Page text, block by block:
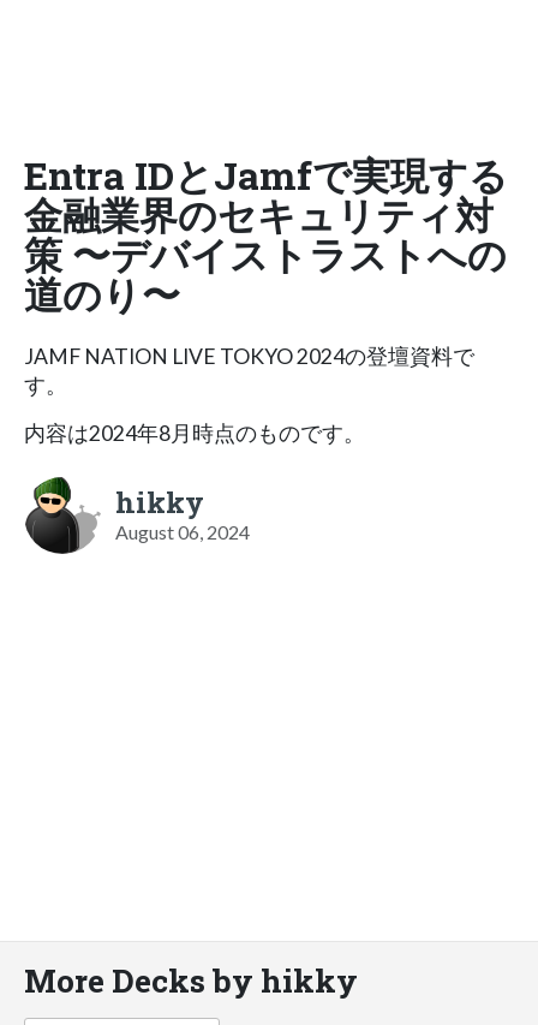
Entra IDとJamfで実現する
金融業界のセキュリティ対
策 〜デバイストラストへの
道のり〜
JAMF NATION LIVE TOKYO 2024の登壇資料で
す。
内容は2024年8月時点のものです。
hikky
August 06, 2024
More Decks by hikky